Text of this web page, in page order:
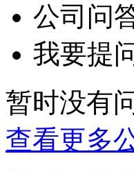
公司问
我要提
暂时没有
查看更多